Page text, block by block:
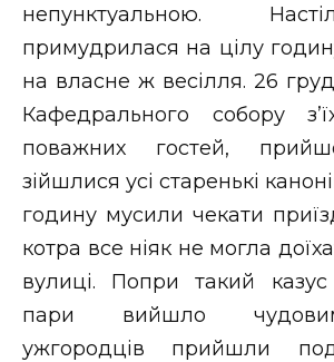
непунктуальною.
примудрилася на цілу
на власне ж весілля. 26
Кафедрального собору
поважних гостей,
зійшлися усі старенькі
годину мусили чекати
котра все ніяк не могла
вулиці. Попри такий казус
пари вийшло
ужгородців прийшли